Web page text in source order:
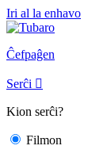
Iri al la enhavo
Ĉefpaĝen
Serĉi 
Kion serĉi?
Filmon